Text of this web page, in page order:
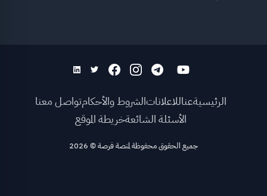
الرئيسيةعناللاعلاناتالشروط والأحكامتواصل معنا
الأسئلة الشائعةخريطة الموقع
جميع الحقوق محفوظة لمنصة فرصة©
2026